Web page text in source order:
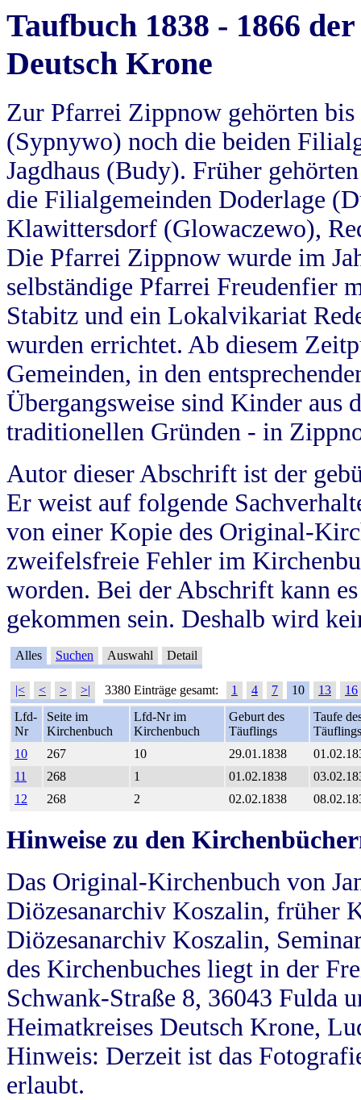
Taufbuch 1838 - 1866
Deutsch Krone
Zur Pfarrei Zippnow gehörten
(Sypnywo) noch die beiden
Jagdhaus (Budy). Früher
die Filialgemeinden Doderlage
Klawittersdorf (Glowaczewo),
Die Pfarrei Zippnow wurde im
selbständige Pfarrei Freudenfier
Stabitz und ein Lokalvikariat
wurden errichtet. Ab diesem
Gemeinden, in den
Übergangsweise sind Kinder aus
traditionellen Gründen - in
Autor dieser Abschrift ist der
Er weist auf folgende
von einer Kopie des Original-
zweifelsfreie Fehler im
worden. Bei der Abschrift kann
gekommen sein. Deshalb wird
Alles Suchen Auswahl Detail
|< < > >| 3380 Einträge gesamt: 1 4 7 10 13
16
Lfd-
Nr
Seite im
Kirchenbuch
Lfd-Nr im
Kirchenbuch
Geburt des
Täuflings
Taufe
Täuflings
10
267 10 29.01.1838
11
268 1 01.02.1838
12
268 2 02.02.1838
Hinweise zu den
Das Original-Kirchenbuch von
Diözesanarchiv Koszalin, früher
Diözesanarchiv Koszalin,
des Kirchenbuches liegt in der
Schwank-Straße 8, 36043 Fulda
Heimatkreises Deutsch Krone,
Hinweis: Derzeit ist das
erlaubt.